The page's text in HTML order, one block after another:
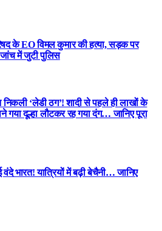
के EO विमल कुमार की हत्या, सड़क पर
में जुटी पुलिस
‘लेडी ठग’! शादी से पहले ही लाखों के
गया दूल्हा लौटकर रह गया दंग… जानिए पूरा
भारत! यात्रियों में बढ़ी बेचैनी… जानिए